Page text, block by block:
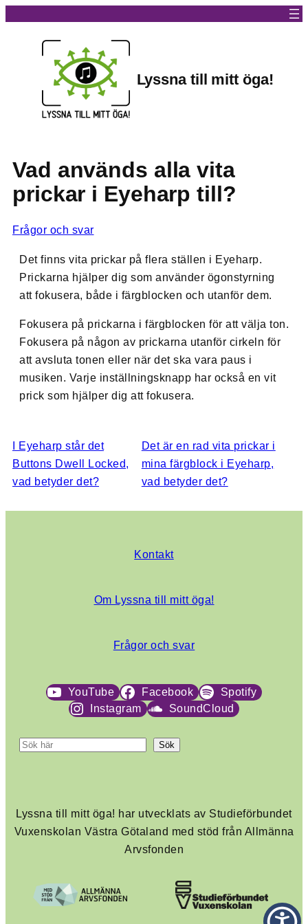
Lyssna till mitt öga!
Vad används alla vita
prickar i Eyeharp till?
Frågor och svar
Det finns vita prickar på flera ställen i Eyeharp.
Prickarna hjälper dig som använder ögonstyrning
att fokusera, både i färgblocken och utanför dem.
Fokusera på prickarna i färgblocken för att välja ton.
Fokusera på någon av prickarna utanför cirkeln för
att avsluta tonen eller när det ska vara paus i
musiken. Varje inställningsknapp har också en vit
prick som hjälper dig att fokusera.
I Eyeharp står det
Buttons Dwell Locked,
vad betyder det?
Det är en rad vita prickar i
mina färgblock i Eyeharp,
vad betyder det?
Kontakt
Om Lyssna till mitt öga!
Frågor och svar
YouTube Facebook
Spotify
Instagram
SoundCloud
S
Sök
Lyssna till mitt öga! har utvecklats av Studieförbundet
Vuxenskolan Västra Götaland med stöd från Allmänna
Arvsfonden